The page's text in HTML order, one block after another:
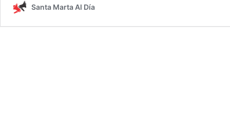
Santa Marta Al Día